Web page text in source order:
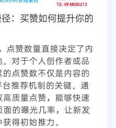
：买赞如何提升你的
点赞数量直接决定了内
对于个人创作者或品
点赞数不仅是内容的
推荐机制的关键。通
质量点赞，能够快速
的曝光几率，让新发
得初始推力。